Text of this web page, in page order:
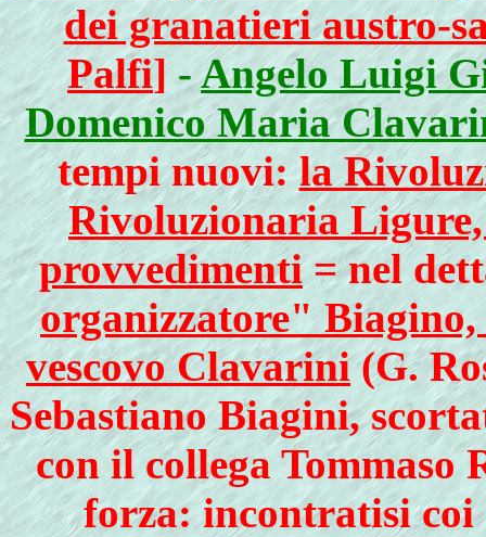
dei granatieri austro-
Palfi]-Angelo Luigi
Domenico Maria
tempi nuovi:la
Rivoluzionaria
provvedimenti= nel
organizzatore" Biagino,
vescovo Clavarini(G.
Sebastiano Biagini,
con il collega
forza: incontratisi